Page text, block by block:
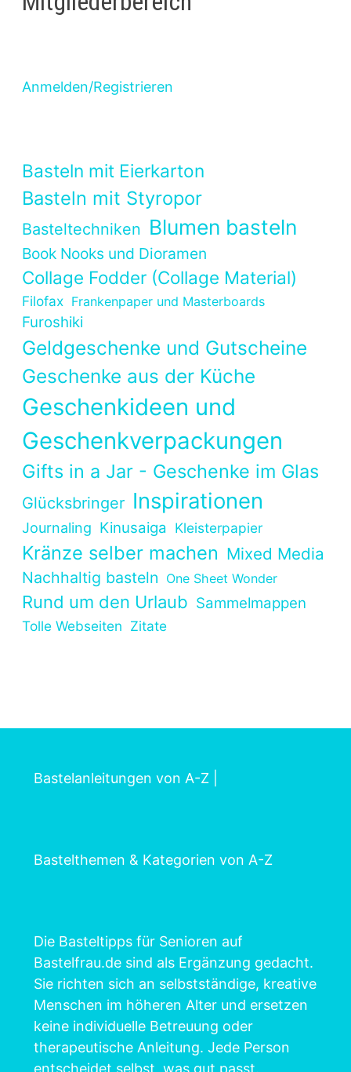
Anmelden/Registrieren
Basteln mit Eierkarton
Basteln mit Styropor
Basteltechniken Blumen basteln
Book Nooks und Dioramen
Collage Fodder (Collage Material)
Filofax Frankenpaper und Masterboards
Furoshiki
Geldgeschenke und Gutscheine
Geschenke aus der Küche
Geschenkideen und
Geschenkverpackungen
Gifts in a Jar - Geschenke im Glas
Glücksbringer Inspirationen
Journaling Kinusaiga Kleisterpapier
Kränze selber machen Mixed Media
Nachhaltig basteln One Sheet Wonder
Rund um den Urlaub Sammelmappen
Tolle Webseiten Zitate
Bastelanleitungen von A-Z|
Bastelthemen & Kategorien von A-Z
Die Basteltipps für Senioren auf
Bastelfrau.de sind als Ergänzung gedacht.
Sie richten sich an selbstständige, kreative
Menschen im höheren Alter und ersetzen
keine individuelle Betreuung oder
therapeutische Anleitung. Jede Person